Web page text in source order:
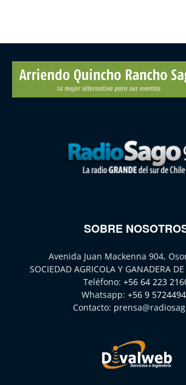
SOBRE
Avenida Juan Mackenna 904,
SOCIEDAD AGRICOLA Y GANADERA
Teléfono: +56 64 223
Whatsapp: +56 9
Contacto: